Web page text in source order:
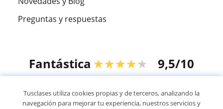
Preguntas y respuestas
Fantástica ★★★★★ 9,5/10
Tusclases utiliza cookies propias y de terceros, analizando la
navegación para mejorar tu experiencia, nuestros servicios y